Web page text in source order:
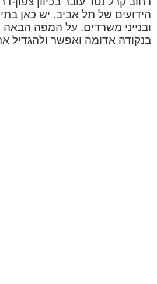
הידועים של תל אביב. יש כאן בתי
ובנייני משרדים. על המפה הבאה
בנקודה אדומה ואפשר ולהגדיל